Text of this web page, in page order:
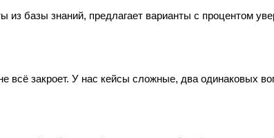
базы знаний, предлагает варианты с процентом
всё закроет. У нас кейсы сложные, два одинаковых